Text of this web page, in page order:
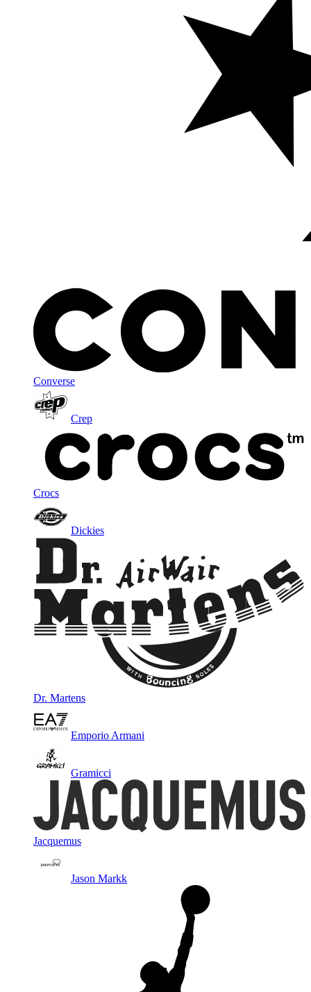
Converse
Crep
Crocs
Dickies
Dr. Martens
Emporio Armani
Gramicci
Jacquemus
Jason Markk